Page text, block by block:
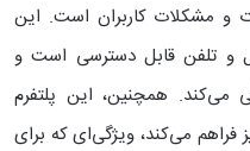
و مشکلات کاربران است. این
و تلفن قابل دسترسی است و
می‌کند. همچنین، این پلتفرم
فراهم می‌کند، ویژگی‌ای که برای